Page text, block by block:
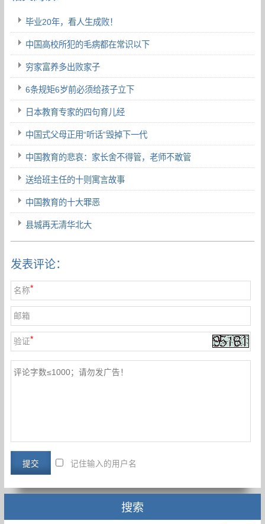
毕业20年，看人生成败！
中国高校所犯的毛病都在常识以下
穷家富养多出败家子
6条规矩6岁前必须给孩子立下
日本教育专家的四句育儿经
中国式父母正用“听话”毁掉下一代
中国教育的悲哀：家长舍不得管，老师不敢管
送给班主任的十则寓言故事
中国教育的十大罪恶
县城再无清华北大
发表评论：
名称*
邮箱
验证*
记住输入的用户名
搜索